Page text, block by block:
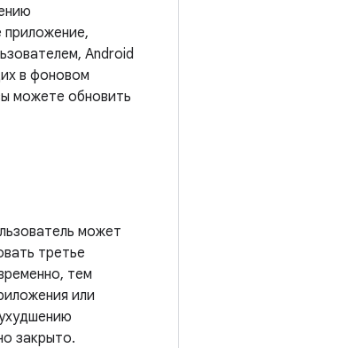
приложение,
Android
в фоновом
можете обновить
может
третье
тем
или
закрыто.